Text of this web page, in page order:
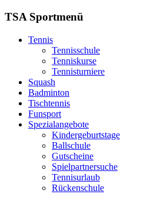
TSA Sportmenü
Tennis
Tennisschule
Tenniskurse
Tennisturniere
Squash
Badminton
Tischtennis
Funsport
Spezialangebote
Kindergeburtstage
Ballschule
Gutscheine
Spielpartnersuche
Tennisurlaub
Rückenschule